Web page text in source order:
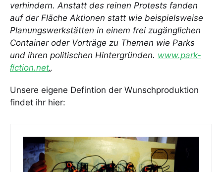
verhindern. Anstatt des reinen Protests fanden
auf der Fläche Aktionen statt wie beispielsweise
Planungswerkstätten in einem frei zugänglichen
Container oder Vorträge zu Themen wie Parks
und ihren politischen Hintergründen. www.park-
ﬁction.net„
Unsere eigene Defintion der Wunschproduktion
findet ihr hier: